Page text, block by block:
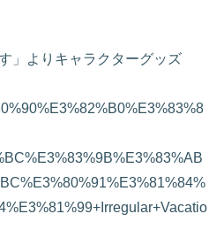
」よりキャラクターグッズ